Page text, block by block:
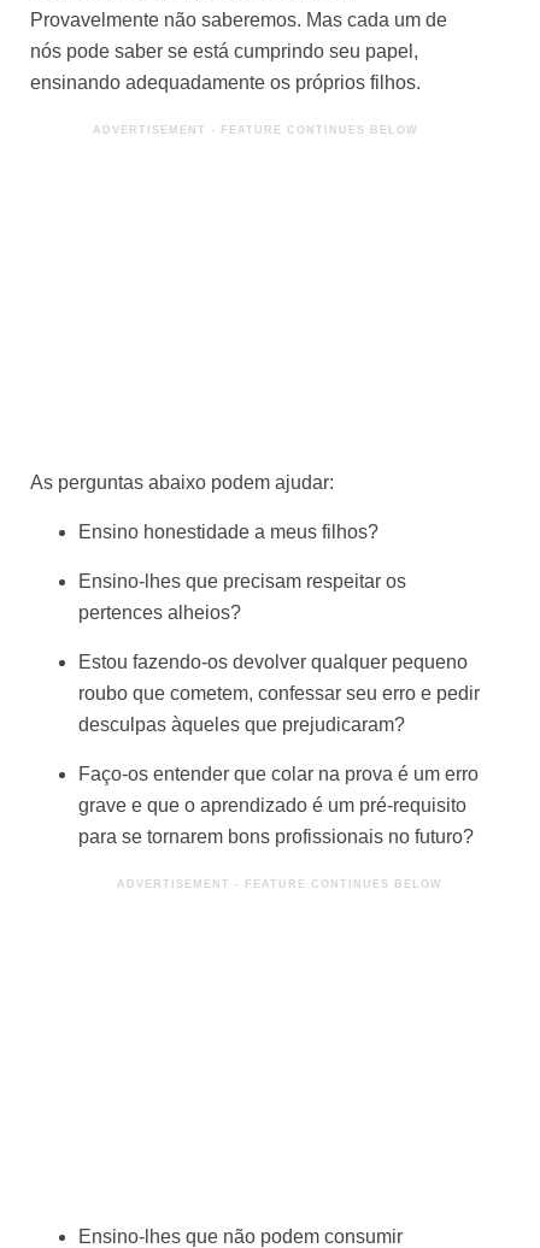
Provavelmente não saberemos. Mas cada um de
nós pode saber se está cumprindo seu papel,
ensinando adequadamente os próprios filhos.
As perguntas abaixo podem ajudar:
Ensino honestidade a meus filhos?
Ensino-lhes que precisam respeitar os
pertences alheios?
Estou fazendo-os devolver qualquer pequeno
roubo que cometem, confessar seu erro e pedir
desculpas àqueles que prejudicaram?
Faço-os entender que colar na prova é um erro
grave e que o aprendizado é um pré-requisito
para se tornarem bons profissionais no futuro?
Ensino-lhes que não podem consumir